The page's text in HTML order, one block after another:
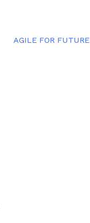
AGILE FOR FUTURE